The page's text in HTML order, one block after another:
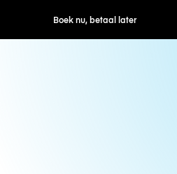
nu, betaal later Gratis